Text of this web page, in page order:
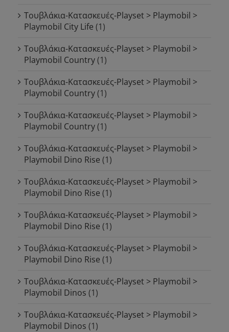
Τουβλάκια-Κατασκευές-Playset > Playmobil >
Playmobil City Life (1)
Τουβλάκια-Κατασκευές-Playset > Playmobil >
Playmobil Country(1)
Τουβλάκια-Κατασκευές-Playset > Playmobil >
Playmobil Country(1)
Τουβλάκια-Κατασκευές-Playset > Playmobil >
Playmobil Country(1)
Τουβλάκια-Κατασκευές-Playset > Playmobil >
Playmobil Dino Rise (1)
Τουβλάκια-Κατασκευές-Playset > Playmobil >
Playmobil Dino Rise (1)
Τουβλάκια-Κατασκευές-Playset > Playmobil >
Playmobil Dino Rise (1)
Τουβλάκια-Κατασκευές-Playset > Playmobil >
Playmobil Dino Rise (1)
Τουβλάκια-Κατασκευές-Playset > Playmobil >
Playmobil Dinos (1)
Τουβλάκια-Κατασκευές-Playset > Playmobil >
Playmobil Dinos (1)